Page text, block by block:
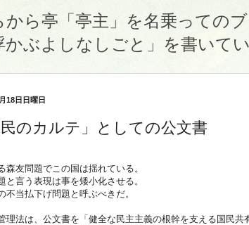
から亭「亭主」を名乗っての
かぶよしなしごと」を書いてい
18日日曜日
民のカルテ」としての公文書
森友問題でこの国は揺れている。
と言う表現は事を矮小化させる。
不当払下げ問題と呼ぶべきだ。
理法は、公文書を「健全な民主主義の根幹を支える国民共